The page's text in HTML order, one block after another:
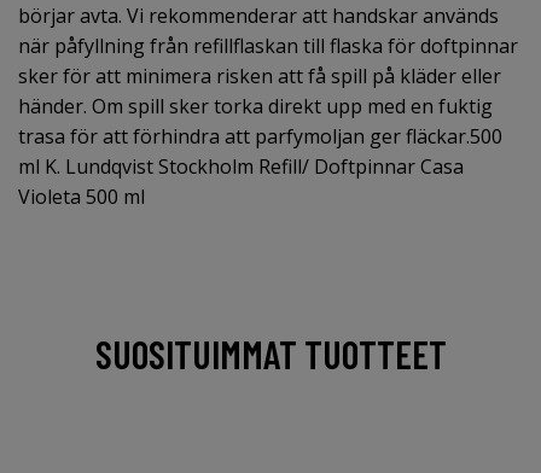
börjar avta. Vi rekommenderar att handskar används
när påfyllning från refillflaskan till flaska för doftpinnar
sker för att minimera risken att få spill på kläder eller
händer. Om spill sker torka direkt upp med en fuktig
trasa för att förhindra att parfymoljan ger fläckar.500
ml K. Lundqvist Stockholm Refill/ Doftpinnar Casa
Violeta 500 ml
SUOSITUIMMAT TUOTTEET